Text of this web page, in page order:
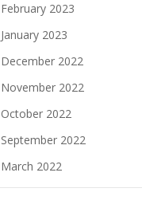
February 2023
January 2023
December 2022
November 2022
October 2022
September 2022
March 2022